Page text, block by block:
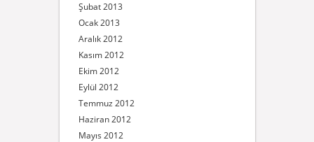
Şubat 2013
Ocak 2013
Aralık 2012
Kasım 2012
Ekim 2012
Eylül 2012
Temmuz 2012
Haziran 2012
Mayıs 2012